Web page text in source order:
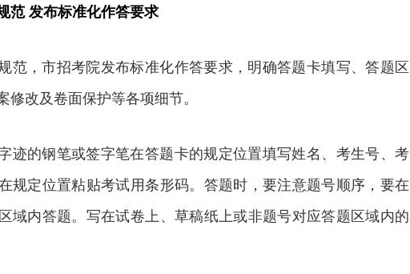
范 发布标准化作答要求
范，市招考院发布标准化作答要求，明确答题卡填写、答题区
修改及卷面保护等各项细节。
迹的钢笔或签字笔在答题卡的规定位置填写姓名、考生号、考
规定位置粘贴考试用条形码。答题时，要注意题号顺序，要在
域内答题。写在试卷上、草稿纸上或非题号对应答题区域内的